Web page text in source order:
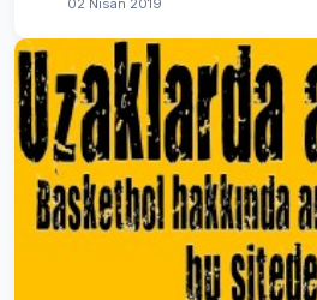
02 Nisan 2019